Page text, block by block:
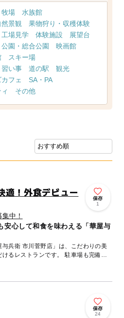
牧場
水族館
然景観
果物狩り・収穫体験
工場見学 体験施設
展望台
公園・総合公園
映画館
スキー場
い事 道の駅
観光
フェ
SA・PA
その他
適！外食デビュー
保存
1
中！
安心して和食を味わえる「華屋与
与兵衛 市川菅野店」は、こだわりの美
けるレストランです。 駐車場も完備さ
保存
24